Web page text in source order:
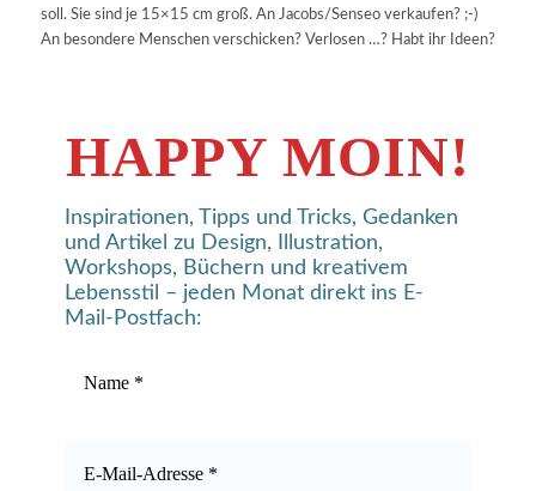
PROFIL
ANGEBOT
soll. Sie sind je 15×15 cm groß. An Jacobs/Senseo verkaufen? ;-)
An besondere Menschen verschicken? Verlosen …? Habt ihr Ideen?
HAPPY MOIN!
Inspirationen, Tipps und Tricks, Gedanken
und Artikel zu Design, Illustration,
Workshops, Büchern und kreativem
Lebensstil – jeden Monat direkt ins E-
Mail-Postfach: